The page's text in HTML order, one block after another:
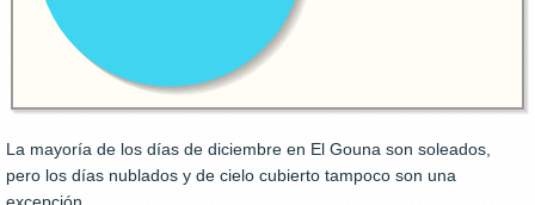
La mayoría de los días de diciembre en El Gouna son soleados,
pero los días nublados y de cielo cubierto tampoco son una